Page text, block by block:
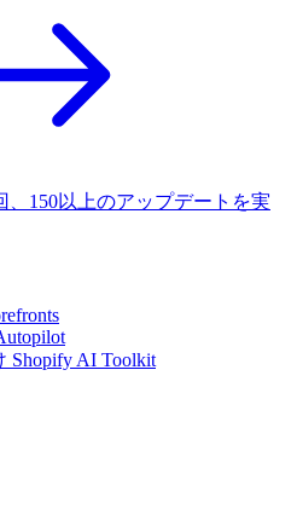
、150以上のアップデートを実
Shopify AI Toolkit